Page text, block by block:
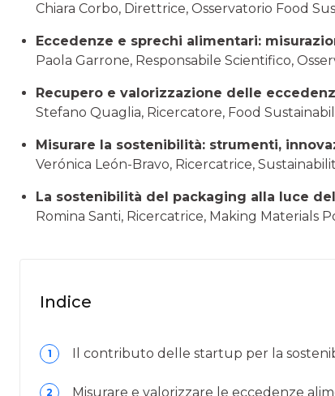
Chiara Corbo, Direttrice, Osservatorio Food
Eccedenze e sprechi alimentari:
Paola Garrone, Responsabile Scientifico,
Recupero e valorizzazione delle
Stefano Quaglia, Ricercatore, Food
Misurare la sostenibilità: strumenti,
Verónica León-Bravo, Ricercatrice,
La sostenibilità del packaging alla luce
Romina Santi, Ricercatrice, Making Materials
Indice
1 Il contributo delle startup per la
2
Misurare e valorizzare le eccedenze